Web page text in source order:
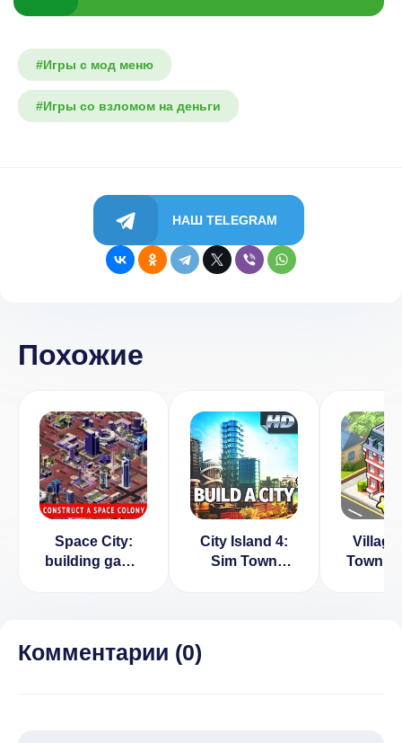
#Игры с мод меню
#Игры со взломом на деньги
НАШ TELEGRAM
Похожие
Space City:
building game
City Island 4:
Sim Town
Village
Town
Комментарии (0)